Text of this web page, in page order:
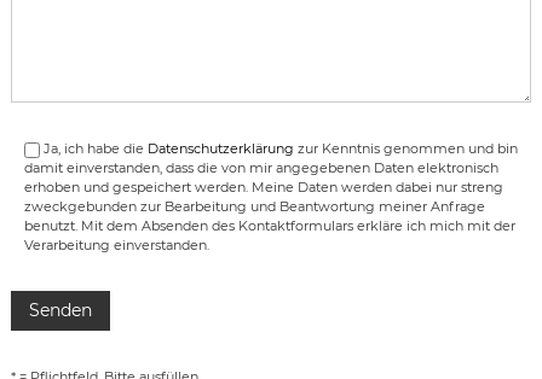
Ja, ich habe die Datenschutzerklärung zur Kenntnis genommen und bin
damit einverstanden, dass die von mir angegebenen Daten elektronisch
erhoben und gespeichert werden. Meine Daten werden dabei nur streng
zweckgebunden zur Bearbeitung und Beantwortung meiner Anfrage
benutzt. Mit dem Absenden des Kontaktformulars erkläre ich mich mit der
Verarbeitung einverstanden.